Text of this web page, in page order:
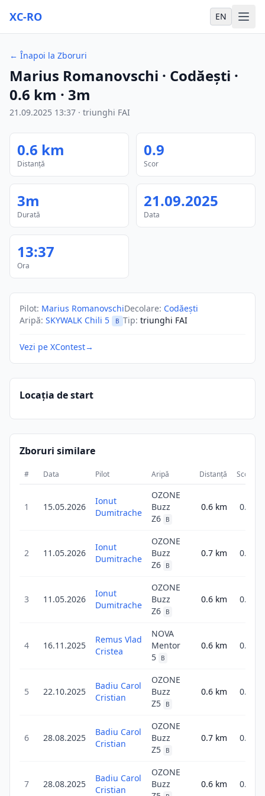
XC-RO EN
← Înapoi la Zboruri
Marius Romanovschi · Codăești ·
0.6 km · 3m
21.09.2025 13:37 · triunghi FAI
0.6 km
Distanță
0.9
Scor
3m
Durată
21.09.2025
Data
13:37
Ora
Pilot: Marius RomanovschiDecolare: Codăești
Aripă: SKYWALK Chili 5 B Tip: triunghi FAI
Vezi pe XContest→
Locația de start
Zboruri similare
# Data Pilot Aripă Distanță Scor
1 15.05.2026
Ionut
Dumitrache
OZONE
Buzz
Z6
B
0.6 km 0.6
2 11.05.2026
Ionut
Dumitrache
OZONE
Buzz
Z6
B
0.7 km 0.7
3 11.05.2026
Ionut
Dumitrache
OZONE
Buzz
Z6
B
0.6 km 0.6
4 16.11.2025
Remus Vlad
Cristea
NOVA
Mentor
5
B
0.6 km 0.9
5 22.10.2025
Badiu Carol
Cristian
OZONE
Buzz
Z5
B
0.6 km 0.6
6 28.08.2025
Badiu Carol
Cristian
OZONE
Buzz
Z5
B
0.7 km 0.7
7 28.08.2025
Badiu Carol
Cristian
OZONE
Buzz
0.6 km 0.6